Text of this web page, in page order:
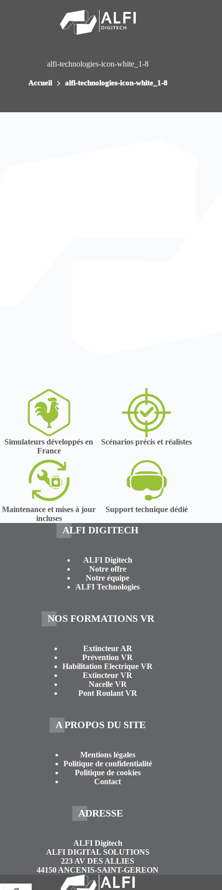
alfi-technologies-icon-white_1-8
Accueil alfi-technologies-icon-white_1-8
Simulateurs développés en
France
Scénarios précis et réalistes
Maintenance et mises à jour
incluses
Support technique dédié
ALFI DIGITECH
ALFI Digitech
Notre offre
Notre équipe
ALFI Technologies
NOS FORMATIONS VR
Extincteur AR
Prévention VR
Habilitation Electrique VR
Extincteur VR
Nacelle VR
Pont Roulant VR
A PROPOS DU SITE
Mentions légales
Politique de confidentialité
Politique de cookies
Contact
ADRESSE
ALFI Digitech
ALFI DIGITAL SOLUTIONS
223 AV DES ALLIES
44150 ANCENIS-SAINT-GEREON